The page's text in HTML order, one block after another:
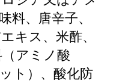
料、唐辛子、
キス、米酢、
アミノ酸
ト）、酸化防